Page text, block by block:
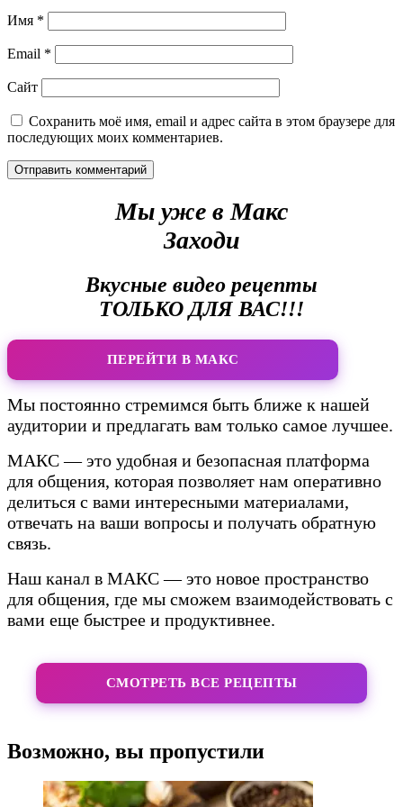
Имя *
Email *
Сайт
Сохранить моё имя, email и адрес сайта в этом браузере для
последующих моих комментариев.
Мы уже в Макс
Заходи
Вкусные видео рецепты
ТОЛЬКО ДЛЯ ВАС!!!
ПЕРЕЙТИ В МАКС
Мы постоянно стремимся быть ближе к нашей
аудитории и предлагать вам только самое лучшее.
МАКС — это удобная и безопасная платформа
для общения, которая позволяет нам оперативно
делиться с вами интересными материалами,
отвечать на ваши вопросы и получать обратную
связь.
Наш канал в МАКС — это новое пространство
для общения, где мы сможем взаимодействовать с
вами еще быстрее и продуктивнее.
СМОТРЕТЬ ВСЕ РЕЦЕПТЫ
Возможно, вы пропустили